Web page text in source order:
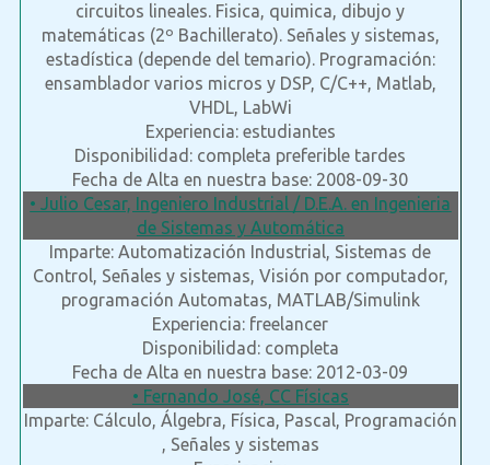
circuitos lineales. Fisica, quimica, dibujo y
matemáticas (2º Bachillerato). Señales y sistemas,
estadística (depende del temario). Programación:
ensamblador varios micros y DSP, C/C++, Matlab,
VHDL, LabWi
Experiencia: estudiantes
Disponibilidad: completa preferible tardes
Fecha de Alta en nuestra base: 2008-09-30
• Julio Cesar, Ingeniero Industrial / D.E.A. en Ingenieria
de Sistemas y Automática
Imparte: Automatización Industrial, Sistemas de
Control, Señales y sistemas, Visión por computador,
programación Automatas, MATLAB/Simulink
Experiencia: freelancer
Disponibilidad: completa
Fecha de Alta en nuestra base: 2012-03-09
• Fernando José, CC Físicas
Imparte: Cálculo, Álgebra, Física, Pascal, Programación
, Señales y sistemas